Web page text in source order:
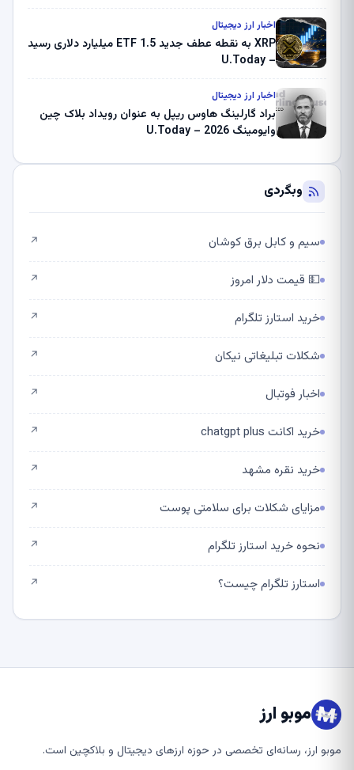
اخبار ارز دیجیتال
XRP به نقطه عطف جدید ETF 1.5 میلیارد دلاری رسید
– U.Today
اخبار ارز دیجیتال
براد گارلینگ هاوس ریپل به عنوان رویداد بلاک چین
وایومینگ 2026 – U.Today
وبگردی
سیم و کابل برق کوشان ↗
💵 قیمت دلار امروز ↗
خرید استارز تلگرام ↗
شکلات تبلیغاتی نیکان ↗
اخبار فوتبال ↗
خرید اکانت chatgpt plus ↗
خرید نقره مشهد ↗
مزایای شکلات برای سلامتی پوست ↗
نحوه خرید استارز تلگرام ↗
استارز تلگرام چیست؟ ↗
موبو ارز
موبو ارز، رسانه‌ای تخصصی در حوزه ارزهای دیجیتال و بلاکچین است.